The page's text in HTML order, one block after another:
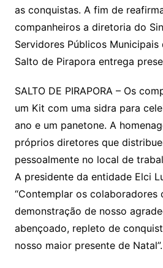
as conquistas. A fim de
companheiros a diretoria do
Servidores Públicos Municipais
Salto de Pirapora entrega
SALTO DE PIRAPORA – Os
um Kit com uma sidra para
ano e um panetone. A
próprios diretores que
pessoalmente no local de
A presidente da entidade Elci
“Contemplar os colaboradores
demonstração de nosso
abençoado, repleto de
nosso maior presente de Natal”.